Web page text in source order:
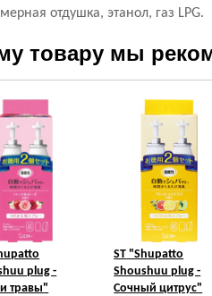
отдушка, этанол, газ LPG.
товару мы
plug -
травы"
ST "Shupatto
Shoushuu plug -
Сочный цитрус"